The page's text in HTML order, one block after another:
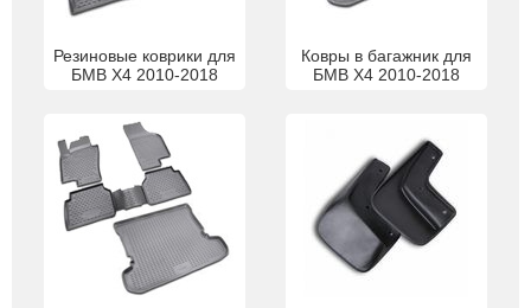
Резиновые коврики для
БМВ Х4 2010-2018
Ковры в багажник для
БМВ Х4 2010-2018